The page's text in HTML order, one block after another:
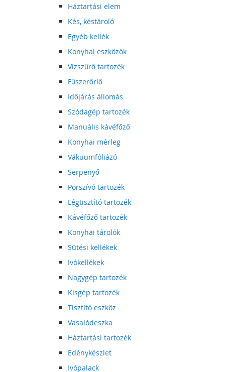
Háztartási elem
Kés, késtároló
Egyéb kellék
Konyhai eszközök
Vízszűrő tartozék
Fűszerőrlő
Időjárás állomás
Szódagép tartozék
Manuális kávéfőző
Konyhai mérleg
Vákuumfóliázó
Serpenyő
Porszívó tartozék
Légtisztító tartozék
Kávéfőző tartozék
Konyhai tárolók
Sütési kellékek
Ivókellékek
Nagygép tartozék
Kisgép tartozék
Tisztító eszköz
Vasalódeszka
Háztartási tartozék
Edénykészlet
Ivópalack